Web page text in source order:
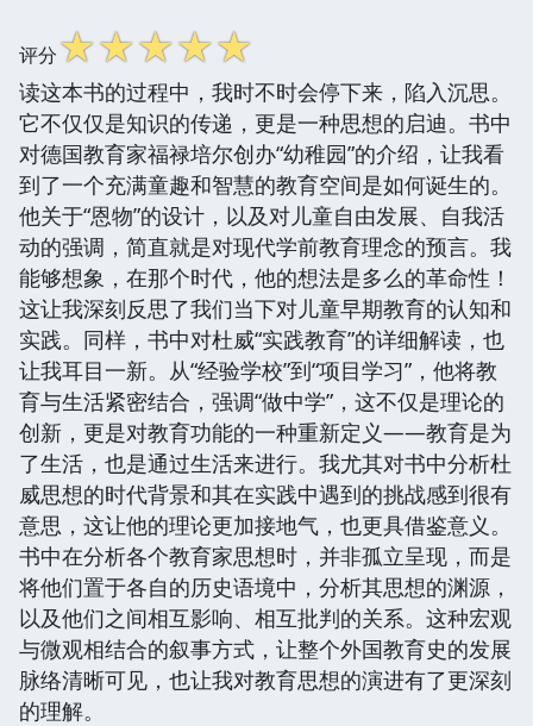
评分☆☆☆☆☆
读这本书的过程中，我时不时会停下来，陷入沉思。
它不仅仅是知识的传递，更是一种思想的启迪。书中
对德国教育家福禄培尔创办“幼稚园”的介绍，让我看
到了一个充满童趣和智慧的教育空间是如何诞生的。
他关于“恩物”的设计，以及对儿童自由发展、自我活
动的强调，简直就是对现代学前教育理念的预言。我
能够想象，在那个时代，他的想法是多么的革命性！
这让我深刻反思了我们当下对儿童早期教育的认知和
实践。同样，书中对杜威“实践教育”的详细解读，也
让我耳目一新。从“经验学校”到“项目学习”，他将教
育与生活紧密结合，强调“做中学”，这不仅是理论的
创新，更是对教育功能的一种重新定义——教育是为
了生活，也是通过生活来进行。我尤其对书中分析杜
威思想的时代背景和其在实践中遇到的挑战感到很有
意思，这让他的理论更加接地气，也更具借鉴意义。
书中在分析各个教育家思想时，并非孤立呈现，而是
将他们置于各自的历史语境中，分析其思想的渊源，
以及他们之间相互影响、相互批判的关系。这种宏观
与微观相结合的叙事方式，让整个外国教育史的发展
脉络清晰可见，也让我对教育思想的演进有了更深刻
的理解。